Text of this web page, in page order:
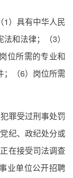
1）具有中华人民
和法律；（3）
位所需的专业和
；（6）岗位所需
罪受过刑事处罚
纪、政纪处分或
在接受司法调查
业单位公开招聘